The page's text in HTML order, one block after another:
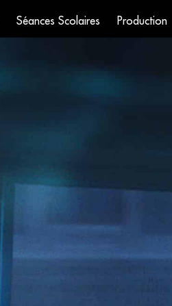
Séances Scolaires Production